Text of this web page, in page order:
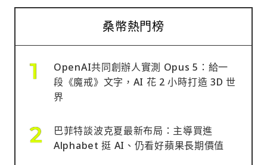
桑幣熱門榜
OpenAI共同創辦人實測 Opus 5：給一
段《魔戒》文字，AI 花 2 小時打造 3D 世
界
巴菲特談波克夏最新布局：主導買進
Alphabet 挺 AI、仍看好蘋果長期價值